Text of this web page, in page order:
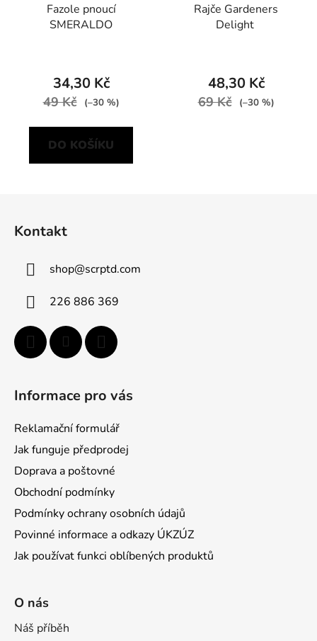
Fazole pnoucí
SMERALDO
34,30 Kč
49 Kč (–30 %)
DO KOŠÍKU
Rajče Gardeners
Delight
48,30 Kč
69 Kč (–30 %)
Kontakt
shop@scrptd.com
226 886 369
Informace pro vás
Reklamační formulář
Jak funguje předprodej
Doprava a poštovné
Obchodní podmínky
Podmínky ochrany osobních údajů
Povinné informace a odkazy ÚKZÚZ
Jak používat funkci oblíbených produktů
O nás
Náš příběh